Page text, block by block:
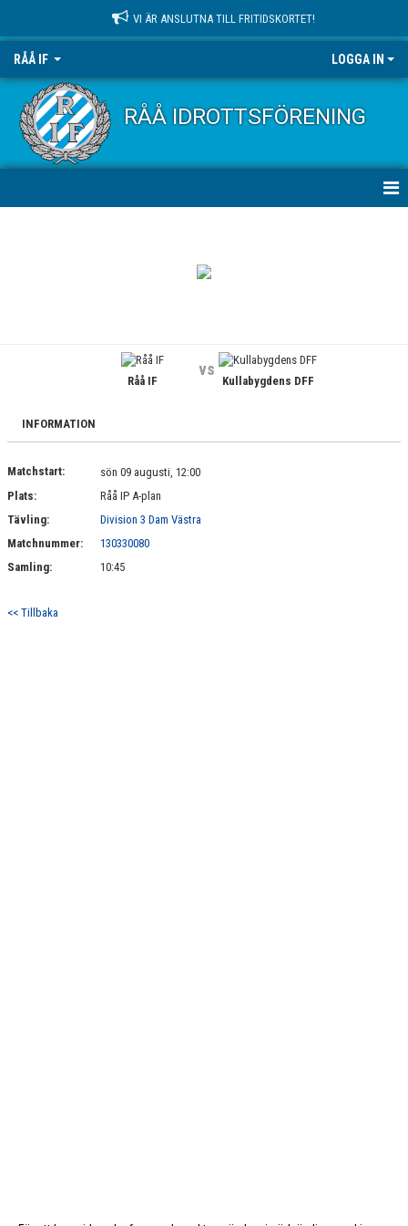
VI ÄR ANSLUTNA TILL FRITIDSKORTET!
RÅÅ IF LOGGA IN
RÅÅ IDROTTSFÖRENING
RÅÅ IF:S UTBILDNINGSPLAN
VÅRA LAG
MATCHER
BLI MEDLEM
Råå IF
vs
Kullabygdens DFF
INFORMATION
Matchstart:
sön 09 augusti, 12:00
Plats:
Råå IP A-plan
Tävling:
Division 3 Dam Västra
Matchnummer:
130330080
Samling:
10:45
<< Tillbaka